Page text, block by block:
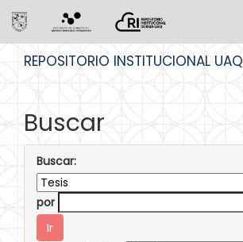
REPOSITORIO INSTITUCIONAL UAQ
Buscar
Buscar:
por